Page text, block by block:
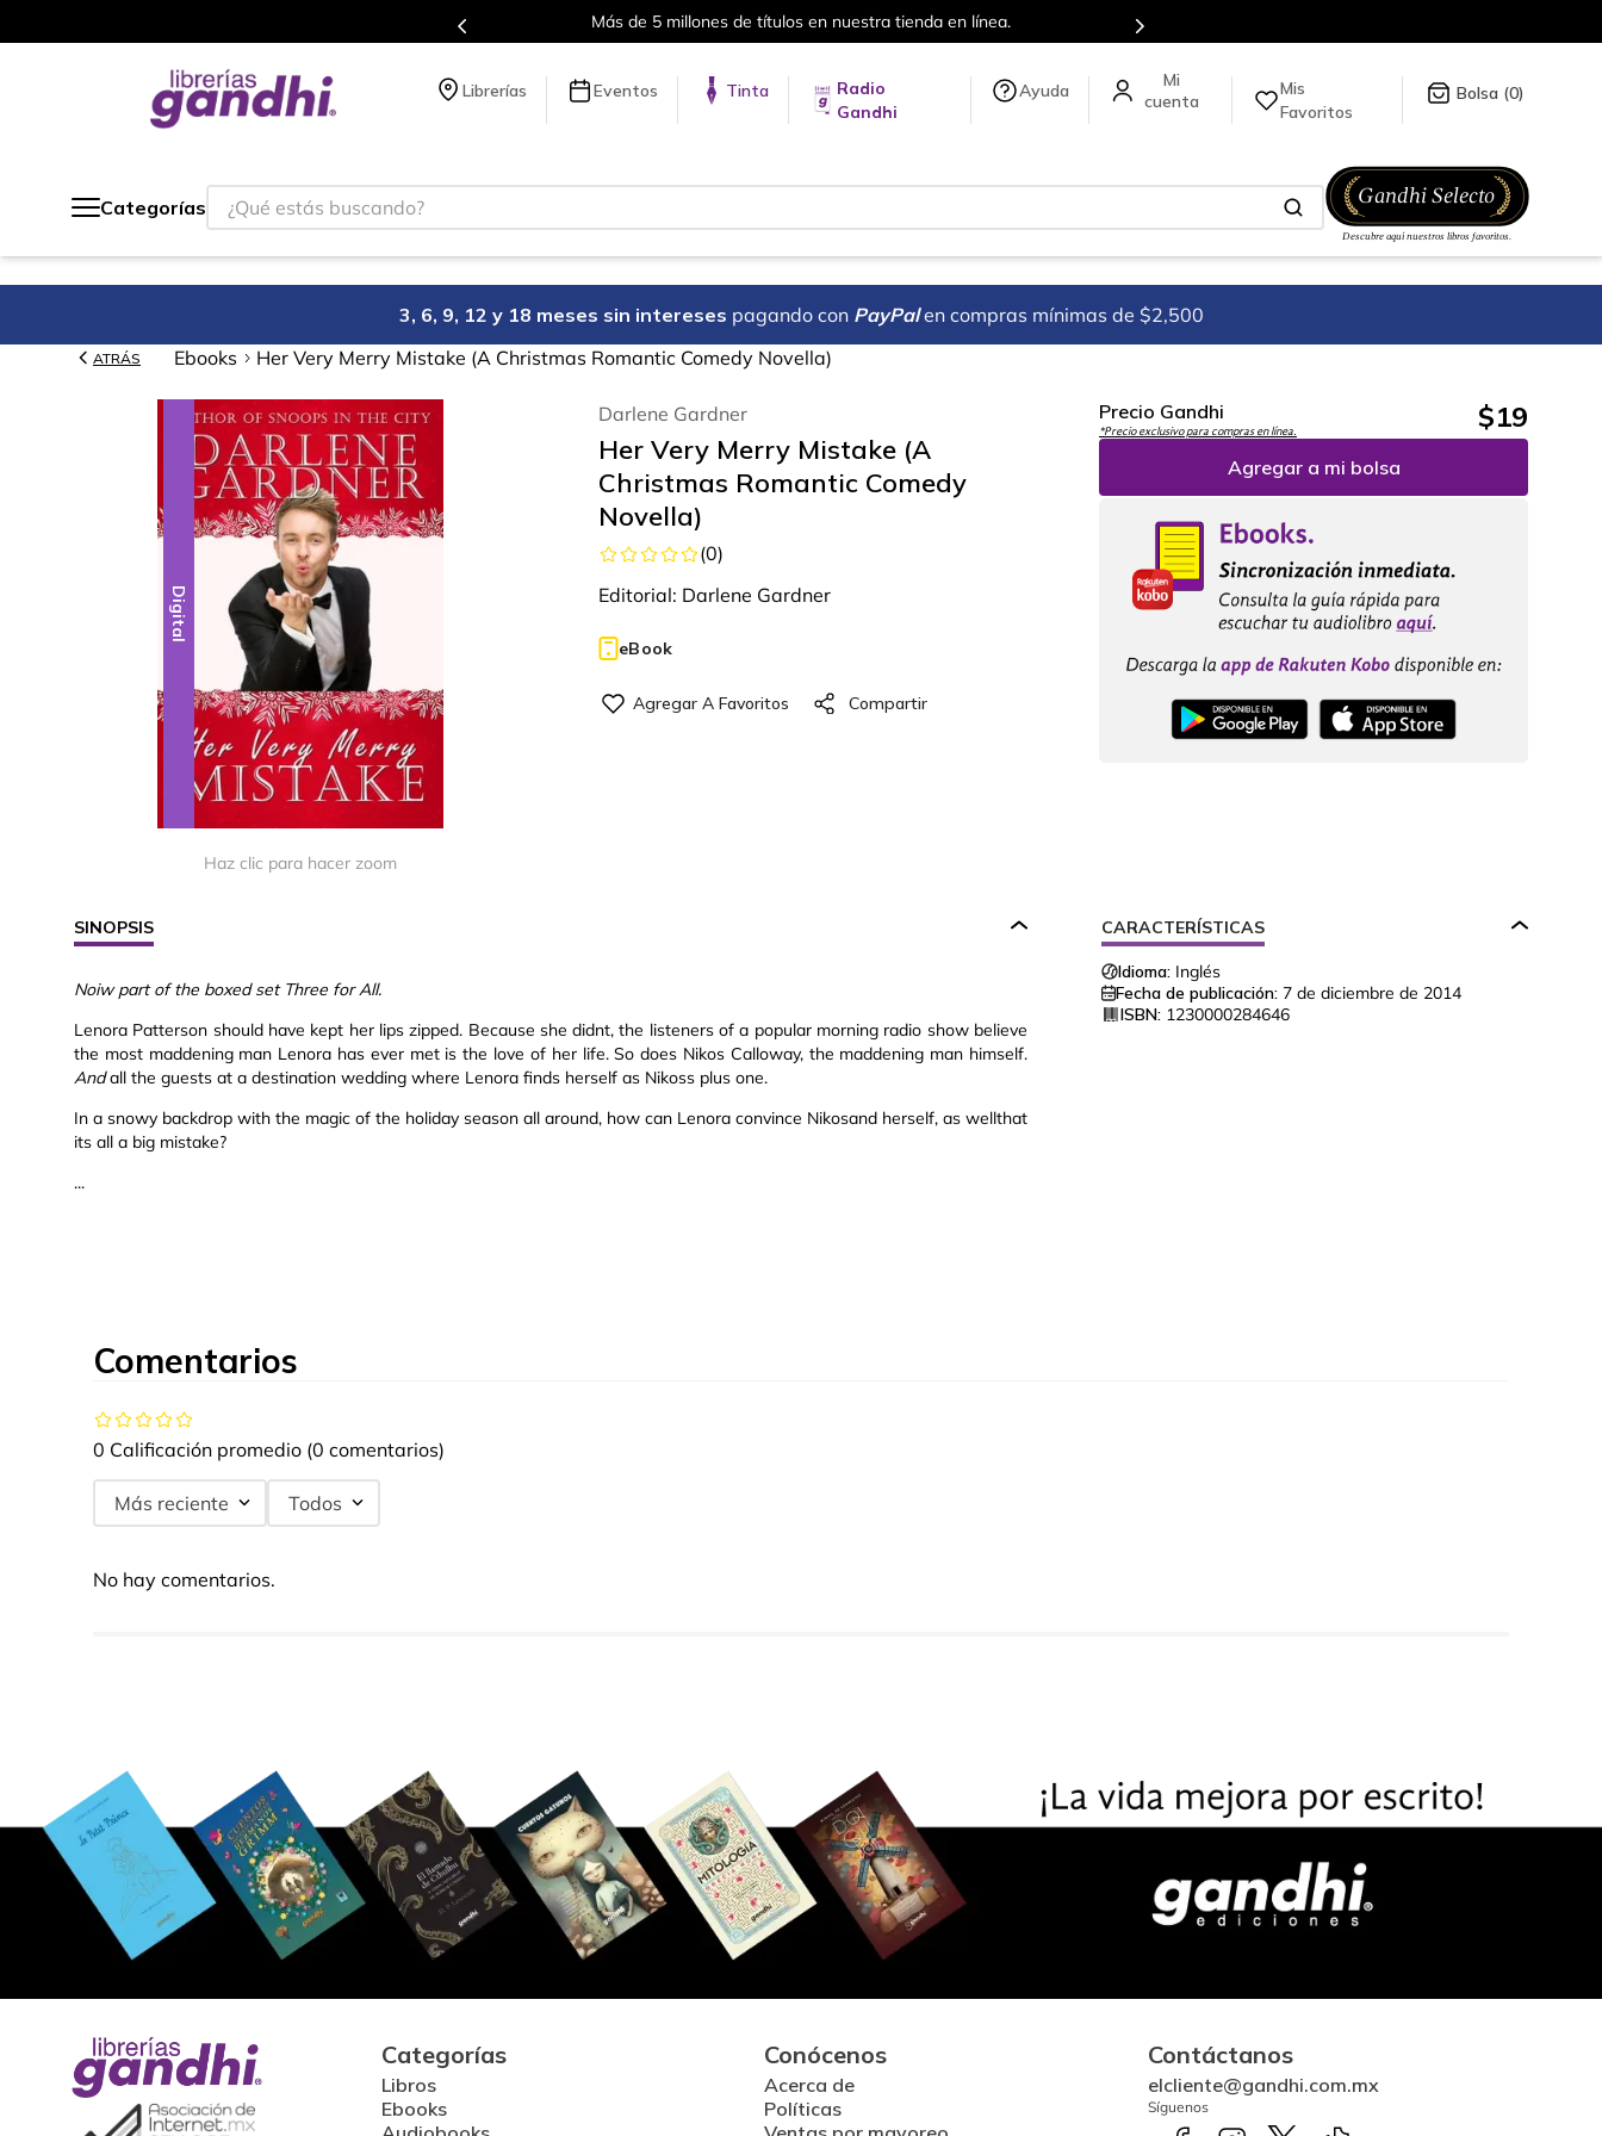
Más de 5 millones de títulos en nuestra tienda en línea.
Librerías Eventos Tinta
Radio
Gandhi
Ayuda
Mis
Favoritos
0
Categorías
¿Qué estás buscando?
3, 6, 9, 12 y 18 meses sin intereses pagando con PayPal en compras mínimas de $2,500
ATRÁS Ebooks Her Very Merry Mistake (A Christmas Romantic Comedy Novella)
Digital
Haz clic para hacer zoom
Darlene Gardner
Her Very Merry Mistake (A
Christmas Romantic Comedy
Novella)
(0)
Editorial: Darlene Gardner
eBook
Precio Gandhi
*Precio exclusivo para compras en línea. $19
Agregar a mi bolsa
SINOPSIS
Noiw part of the boxed set Three for All.
Lenora Patterson should have kept her lips zipped. Because she didnt, the listeners of a popular morning radio show believe
the most maddening man Lenora has ever met is the love of her life. So does Nikos Calloway, the maddening man himself.
Andall the guests at a destination wedding where Lenora finds herself as Nikoss plus one.
In a snowy backdrop with the magic of the holiday season all around, how can Lenora convince Nikosand herself, as wellthat
its all a big mistake?
...
CARACTERÍSTICAS
Idioma: Inglés
Fecha de publicación: 7 de diciembre de 2014
ISBN: 1230000284646
Comentarios
0 Calificación promedio (0 comentarios)
Más reciente Todos
No hay comentarios.
Categorías
Libros
Ebooks
Conócenos
Acerca de
Políticas
Contáctanos
elcliente@gandhi.com.mx
Síguenos